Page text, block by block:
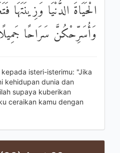
الْحَيَاةَ الدُّنْيَا وَزِينَتَهَا
وَأُسَرِّحْكُنَّ سَرَاحًا
isteri-isterimu: "Jika
kehidupan dunia dan
supaya kuberikan
ceraikan kamu dengan